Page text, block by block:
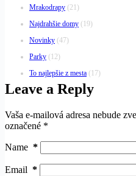
Mrakodrapy (21)
Najdrahšie domy (19)
Novinky (47)
Parky (12)
To najlepšie z mesta (17)
Leave a Reply
Vaša e-mailová adresa nebude
označené *
Name *
Email *